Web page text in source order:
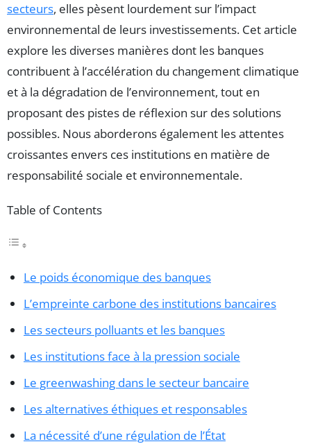
secteurs, elles pèsent lourdement sur l’impact
environnemental de leurs investissements. Cet article
explore les diverses manières dont les banques
contribuent à l’accélération du changement climatique
et à la dégradation de l’environnement, tout en
proposant des pistes de réflexion sur des solutions
possibles. Nous aborderons également les attentes
croissantes envers ces institutions en matière de
responsabilité sociale et environnementale.
Table of Contents
Le poids économique des banques
L’empreinte carbone des institutions bancaires
Les secteurs polluants et les banques
Les institutions face à la pression sociale
Le greenwashing dans le secteur bancaire
Les alternatives éthiques et responsables
La nécessité d’une régulation de l’État